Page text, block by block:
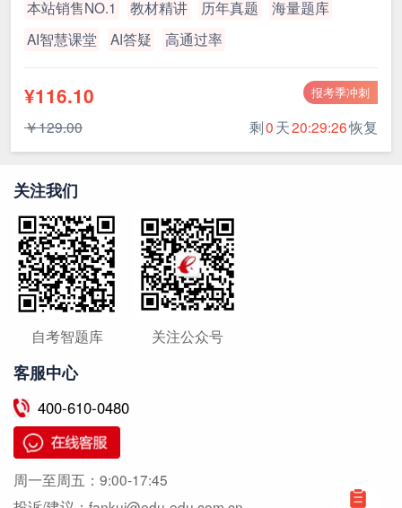
本站销售NO.1 教材精讲 历年真题
海量题库
AI智慧课堂
AI答疑 高通过率
报考季冲刺
¥116.10
￥129.00 剩0天20:29:26恢复
关注我们
自考智题库 关注公众号
客服中心
400-610-0480
周一至周五： 9:00-17:45